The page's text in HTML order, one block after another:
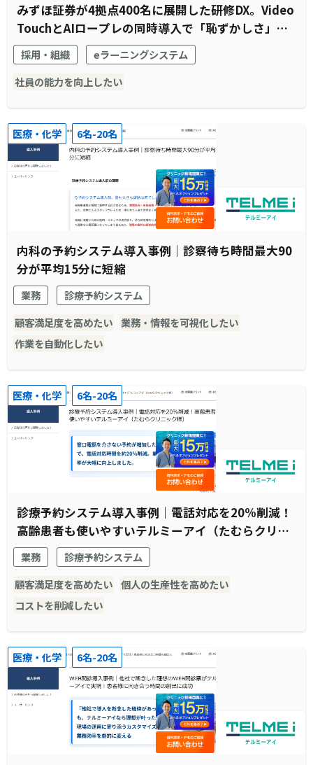
みずほ証券が4拠点400名に展開した研修DX。Video
TouchとAIロープレの同時導入で「恥ずかしさ」と
「待機時間」を解消
採用・組織
eラーニングシステム
社員の能力を向上したい
医療・化学 6名-20名
内科の予約システム導入事例｜診察待ち時間最大90
分が平均15分に短縮
業務
診療予約システム
顧客満足度を高めたい 業務・情報を可視化したい
作業を自動化したい
医療・化学 6名-20名
診療予約システム導入事例｜電話対応を20%削減！
高齢患者も使いやすいテルミーアイ（たむらクリニ
ック様）
業務
診療予約システム
顧客満足度を高めたい 個人の生産性を高めたい
コストを削減したい
医療・化学 6名-20名